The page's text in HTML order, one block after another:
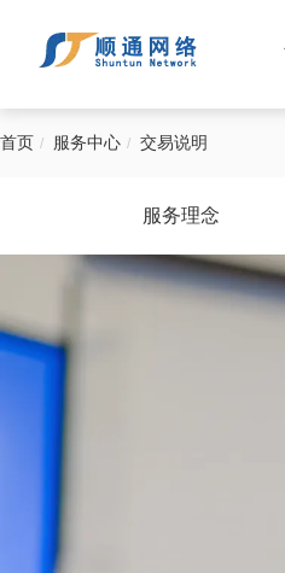
首页 服务中心 交易说明
服务理念